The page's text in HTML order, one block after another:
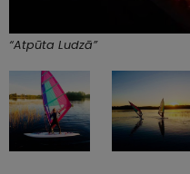
“Atpūta Ludzā”